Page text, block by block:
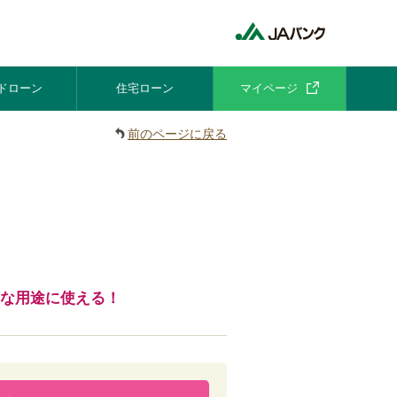
マイページ
ローン 住宅ローン
前のページに戻る
用途に使える！